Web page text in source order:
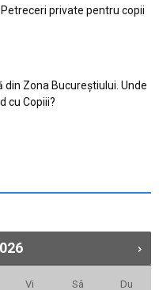
private pentru copii
din Zona Bucureştiului. Unde
cu Copiii?
Vi Sâ Du